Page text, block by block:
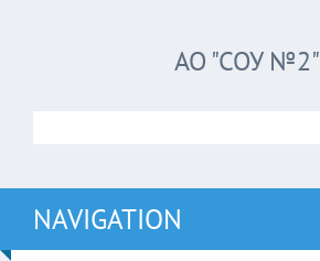
АО "СОУ №2"
NAVIGATION